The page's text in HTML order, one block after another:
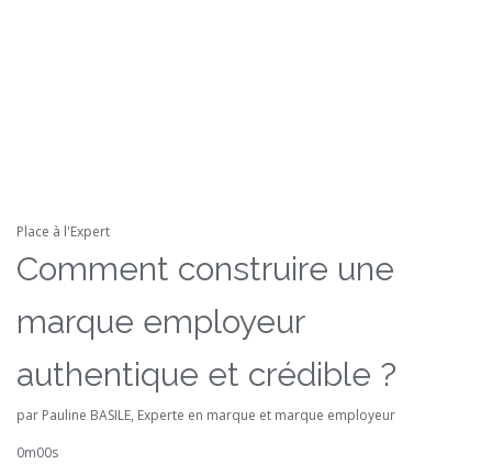
Place à l'Expert
Comment construire une
marque employeur
authentique et crédible ?
par Pauline BASILE, Experte en marque et marque employeur
0m00s